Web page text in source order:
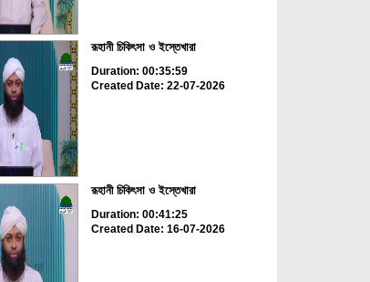
রূহানী চিকিৎসা ও ইস্তেখারা
Duration: 00:35:59
Created Date: 22-07-2026
রূহানী চিকিৎসা ও ইস্তেখারা
Duration: 00:41:25
Created Date: 16-07-2026